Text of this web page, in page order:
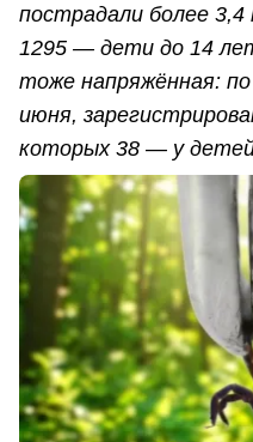
пострадали более 3,4
1295 — дети до 14
тоже напряжённая:
июня,
которых 38 — у